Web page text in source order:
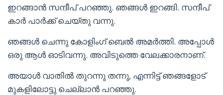
ഇറങ്ങാൻ സന്ദീപ് പറഞ്ഞു. ഞങ്ങൾ ഇറങ്ങി. സന്ദീപ്
കാർ പാർക്ക് ചെയ്തു വന്നു.
ഞങ്ങൾ ചെന്നു കോളിംഗ് ബെൽ അമർത്തി. അപ്പോൾ
ഒരു ആൾ ഓടിവന്നു. അവിടുത്തെ വേലക്കാരനാണ്.
അയാൾ വാതിൽ തുറന്നു തന്നു, എന്നിട്ട് ഞങ്ങളോട്
മുകളിലോട്ടു ചെല്ലാൻ പറഞ്ഞു.